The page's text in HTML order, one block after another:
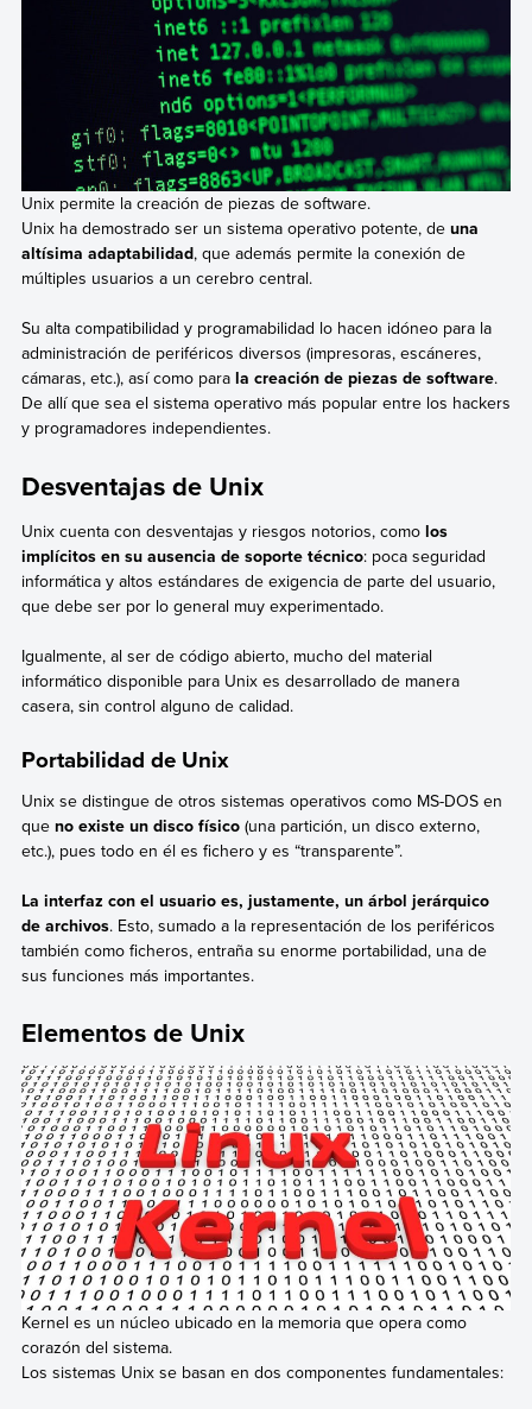
Unix permite la creación de piezas de software.
Unix ha demostrado ser un sistema operativo potente, de una
altísima adaptabilidad, que además permite la conexión de
múltiples usuarios a un cerebro central.
Su alta compatibilidad y programabilidad lo hacen idóneo para la
administración de periféricos diversos (impresoras, escáneres,
cámaras, etc.), así como para la creación de piezas de software.
De allí que sea el sistema operativo más popular entre los hackers
y programadores independientes.
Desventajas de Unix
Unix cuenta con desventajas y riesgos notorios, comolos
implícitos en su ausencia de soporte técnico: poca seguridad
informática y altos estándares de exigencia de parte del usuario,
que debe ser por lo general muy experimentado.
Igualmente, al ser de código abierto, mucho del material
informático disponible para Unix es desarrollado de manera
casera, sin control alguno de calidad.
Portabilidad de Unix
Unix se distingue de otros sistemas operativos como MS-DOS en
que no existe un disco físico(una partición, un disco externo,
etc.), pues todo en él es fichero y es “transparente”.
La interfaz con el usuario es, justamente, un árbol jerárquico
de archivos. Esto, sumado a la representación de los periféricos
también como ficheros, entraña su enorme portabilidad, una de
sus funciones más importantes.
Elementos de Unix
Kernel es un núcleo ubicado en la memoria que opera como
corazón del sistema.
Los sistemas Unix se basan en dos componentes fundamentales: